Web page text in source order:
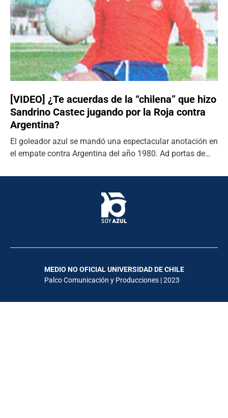
[VIDEO] ¿Te acuerdas de la “chilena” que hizo
Sandrino Castec jugando por la Roja contra
Argentina?
El goleador azul se mandó una espectacular anotación en
el empate contra Argentina del año 1980. Ad portas de…
MEDIO NO OFICIAL UNIVERSIDAD DE CHILE
Palco Comunicación y Producciones | 2023